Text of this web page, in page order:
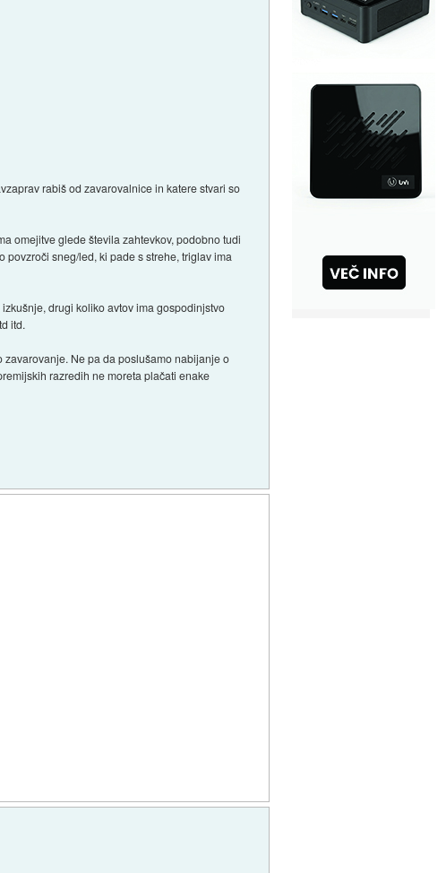
rabiš od zavarovalnice in katere stvari so
omejitve glede števila zahtevkov, podobno tudi
sneg/led, ki pade s strehe, triglav ima
drugi koliko avtov ima gospodinjstvo
itd.
zavarovanje. Ne pa da poslušamo nabijanje o
razredih ne moreta plačati enake